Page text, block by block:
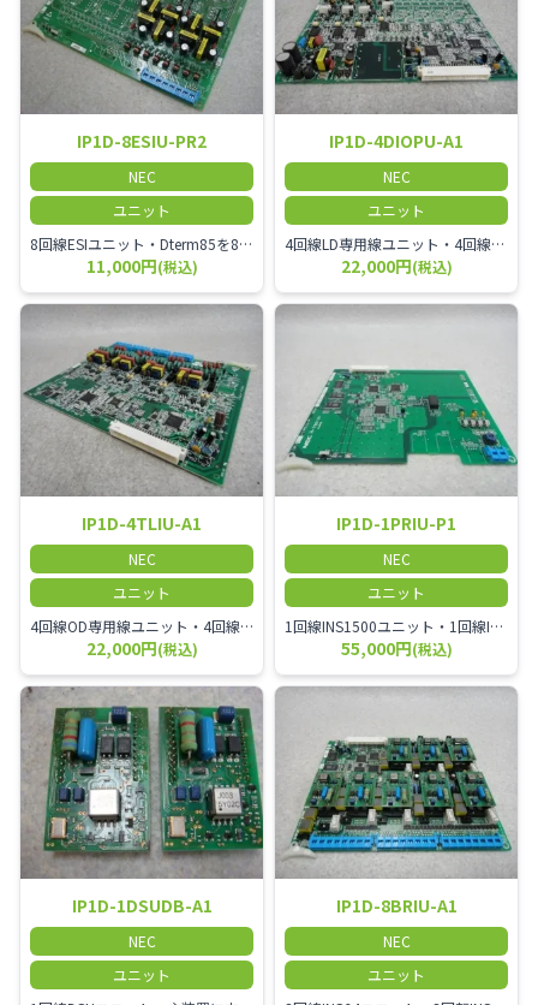
IP1D-8ESIU-PR2
NEC
ユニット
8回線ESIユニット・Dterm85を8台接続するユニット・Dterm85の他、以下の用品も接続可能①DCR-60-1D(WH)②IP1WW-DBMB③IP1D-1SLTAD④IPWW-2PGDAD⑤CAD-F(8)-11 ADP
11,000円(税込)
IP1D-4DIOPU-A1
NEC
ユニット
4回線LD専用線ユニット・4回線LD専用線ユニット・LD専用線で使用する場合、線路抵抗1500Ω・長距離内線(一般電話機)としても利用可能・長距離内線(一般電話機)で使用する場合、DPの場合ループ抵抗3000Ω、PBの場合ループ抵抗1500Ω(電話機内部抵抗含む)
22,000円(税込)
IP1D-4TLIU-A1
NEC
ユニット
4回線OD専用線ユニット・4回線OD専用線ユニット
22,000円(税込)
IP1D-1PRIU-P1
NEC
ユニット
1回線INS1500ユニット・1回線INS1500ユニット・S点サポート機能有り
55,000円(税込)
IP1D-1DSUDB-A1
NEC
ユニット
IP1D-8BRIU-A1
NEC
ユニット